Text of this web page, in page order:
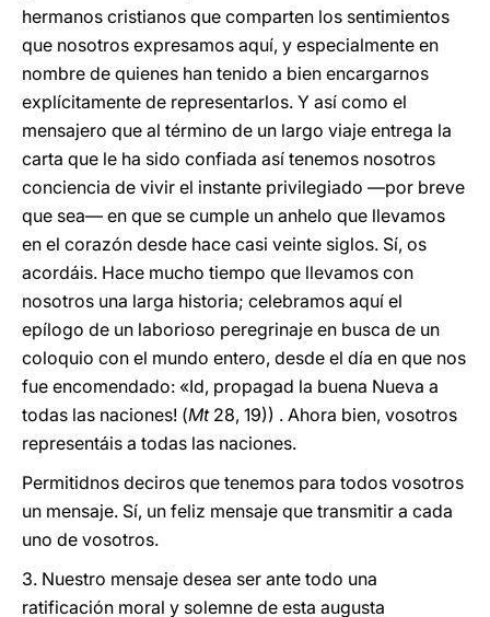
hermanos cristianos que comparten los sentimientos
que nosotros expresamos aquí, y especialmente en
nombre de quienes han tenido a bien encargarnos
explícitamente de representarlos. Y así como el
mensajero que al término de un largo viaje entrega la
carta que le ha sido confiada así tenemos nosotros
conciencia de vivir el instante privilegiado —por breve
que sea— en que se cumple un anhelo que llevamos
en el corazón desde hace casi veinte siglos. Sí, os
acordáis. Hace mucho tiempo que llevamos con
nosotros una larga historia; celebramos aquí el
epílogo de un laborioso peregrinaje en busca de un
coloquio con el mundo entero, desde el día en que nos
fue encomendado: «Id, propagad la buena Nueva a
todas las naciones! (Mt28, 19)) . Ahora bien, vosotros
representáis a todas las naciones.
Permitidnos deciros que tenemos para todos vosotros
un mensaje. Sí, un feliz mensaje que transmitir a cada
uno de vosotros.
3. Nuestro mensaje desea ser ante todo una
ratificación moral y solemne de esta augusta